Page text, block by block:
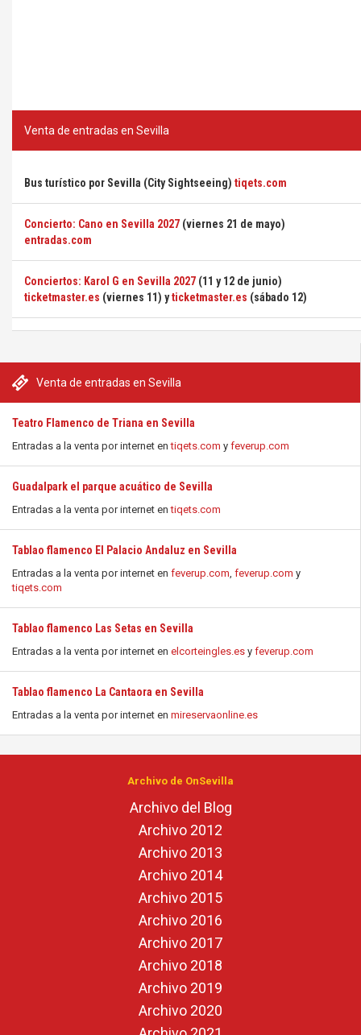
Venta de entradas en Sevilla
Teatro Flamenco de Triana en Sevilla
Entradas a la venta por internet entiqets.com y feverup.com
Guadalpark el parque acuático de Sevilla
Entradas a la venta por internet entiqets.com
Tablao flamenco El Palacio Andaluz en Sevilla
Entradas a la venta por internet en feverup.com, feverup.com y
tiqets.com
Tablao flamenco Las Setas en Sevilla
Entradas a la venta por internet en elcorteingles.es y feverup.com
Tablao flamenco La Cantaora en Sevilla
Entradas a la venta por internet en mireservaonline.es
Venta de entradas en Sevilla
Bus turístico por Sevilla (City Sightseeing) tiqets.com
Concierto: Cano en Sevilla 2027 (viernes 21 de mayo)
entradas.com
Conciertos: Karol G en Sevilla 2027 (11 y 12 de junio)
ticketmaster.es (viernes 11) yticketmaster.es (sábado 12)
Archivo de OnSevilla
Archivo del Blog
Archivo 2012
Archivo 2013
Archivo 2014
Archivo 2015
Archivo 2016
Archivo 2017
Archivo 2018
Archivo 2019
Archivo 2020